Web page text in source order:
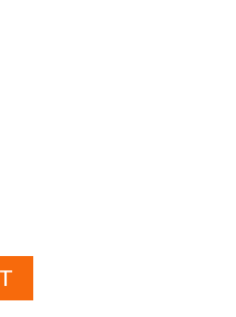
คู่ เครื่องรีดร้อน